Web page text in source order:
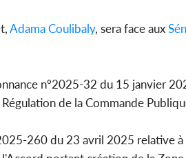
Adama Coulibaly, sera face aux
nº2025-32 du 15 janvier
de la Commande
260 du 23 avril 2025 relative